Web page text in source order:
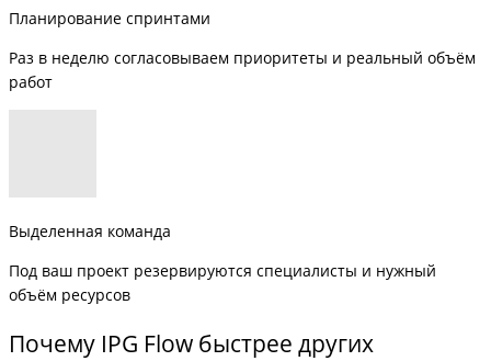
Планирование спринтами
Раз в неделю согласовываем приоритеты и реальный объём
работ
Выделенная команда
Под ваш проект резервируются специалисты и нужный
объём ресурсов
Почему IPG Flow быстрее других